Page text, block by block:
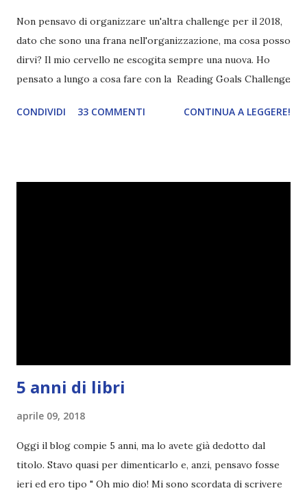
Non pensavo di organizzare un'altra challenge per il 2018,
dato che sono una frana nell'organizzazione, ma cosa posso
dirvi? Il mio cervello ne escogita sempre una nuova. Ho
pensato a lungo a cosa fare con la Reading Goals Challenge
ho scoperto che anche alcuni di voi avrebbero fatto così,
CONDIVIDI 33 COMMENTI CONTINUA A LEGGERE!
5 anni di libri
aprile 09, 2018
Oggi il blog compie 5 anni, ma lo avete già dedotto dal
titolo. Stavo quasi per dimenticarlo e, anzi, pensavo fosse
ieri ed ero tipo " Oh mio dio! Mi sono scordata di scrivere